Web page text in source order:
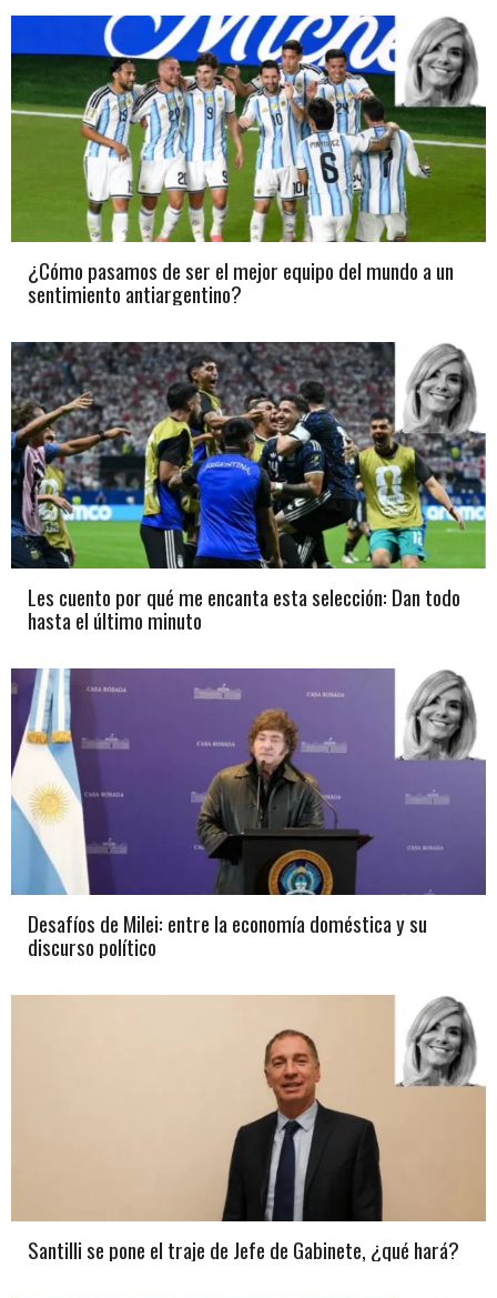
¿Cómo pasamos de ser el mejor equipo del mundo a un
sentimiento antiargentino?
Les cuento por qué me encanta esta selección: Dan todo
hasta el último minuto
Desafíos de Milei: entre la economía doméstica y su
discurso político
Santilli se pone el traje de Jefe de Gabinete, ¿qué hará?